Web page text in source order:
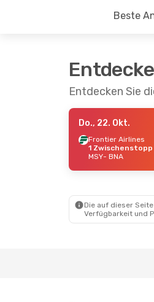
Beste
Entdecken Sie
Do., 22. Okt.
Frontier Airlines
1 Zwischenstopp
MSY- BNA
Die auf dieser
Verfügbarkeit und